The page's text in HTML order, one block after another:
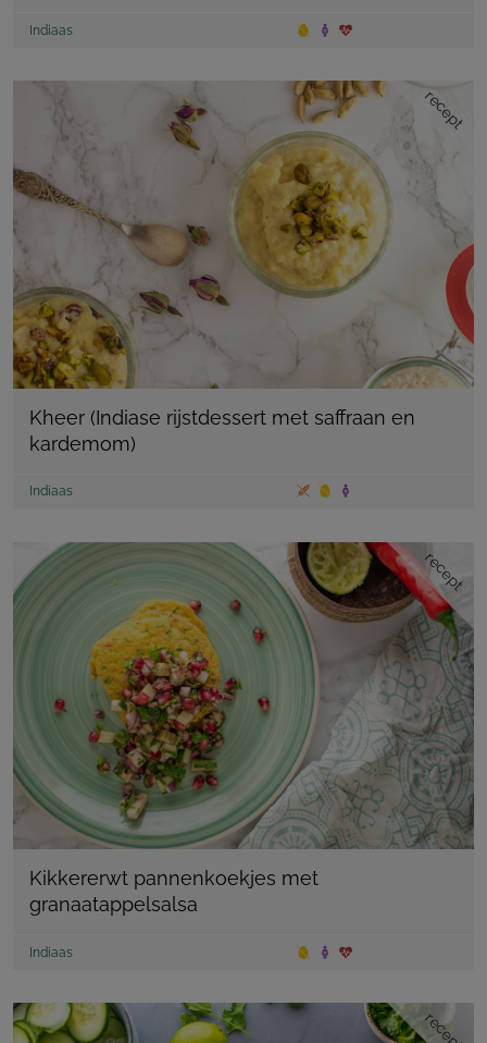
Indiaas
recept
Kheer (Indiase rijstdessert met saffraan en
kardemom)
Indiaas
recept
Kikkererwt pannenkoekjes met
granaatappelsalsa
Indiaas
recept